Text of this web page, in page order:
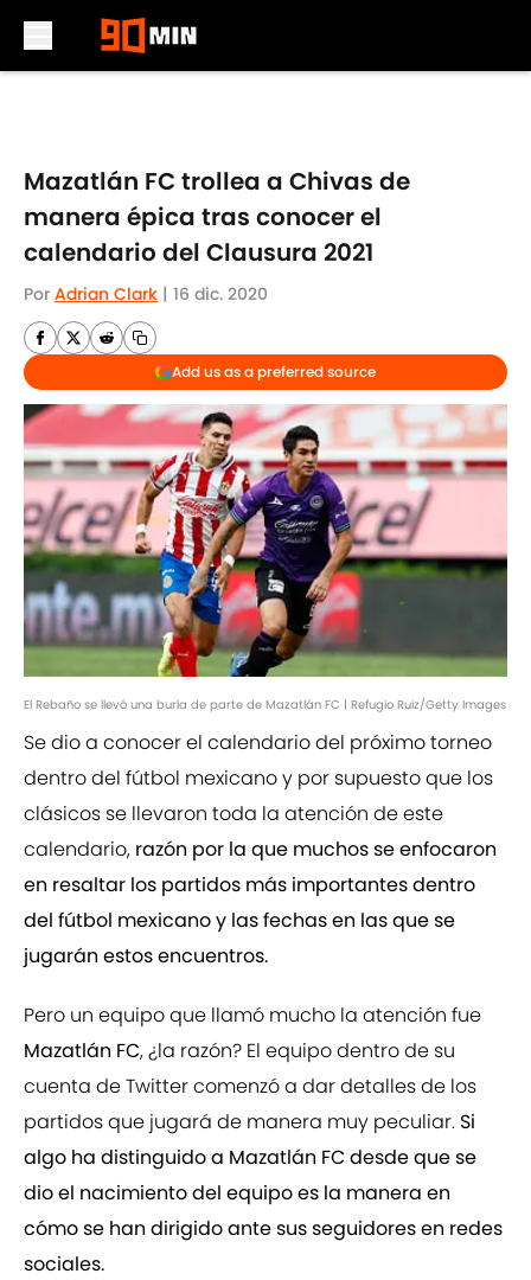
Mazatlán FC trollea a Chivas de
manera épica tras conocer el
calendario del Clausura 2021
Por Adrian Clark | 16 dic. 2020
Add us as a preferred source
El Rebaño se llevó una burla de parte de Mazatlán FC | Refugio Ruiz/Getty Images
Se dio a conocer el calendario del próximo torneo
dentro del fútbol mexicano y por supuesto que los
clásicos se llevaron toda la atención de este
calendario, razón por la que muchos se enfocaron
en resaltar los partidos más importantes dentro
del fútbol mexicano y las fechas en las que se
jugarán estos encuentros.
Pero un equipo que llamó mucho la atención fue
Mazatlán FC, ¿la razón? El equipo dentro de su
cuenta de Twitter comenzó a dar detalles de los
partidos que jugará de manera muy peculiar. Si
algo ha distinguido a Mazatlán FC desde que se
dio el nacimiento del equipo es la manera en
cómo se han dirigido ante sus seguidores en redes
sociales.